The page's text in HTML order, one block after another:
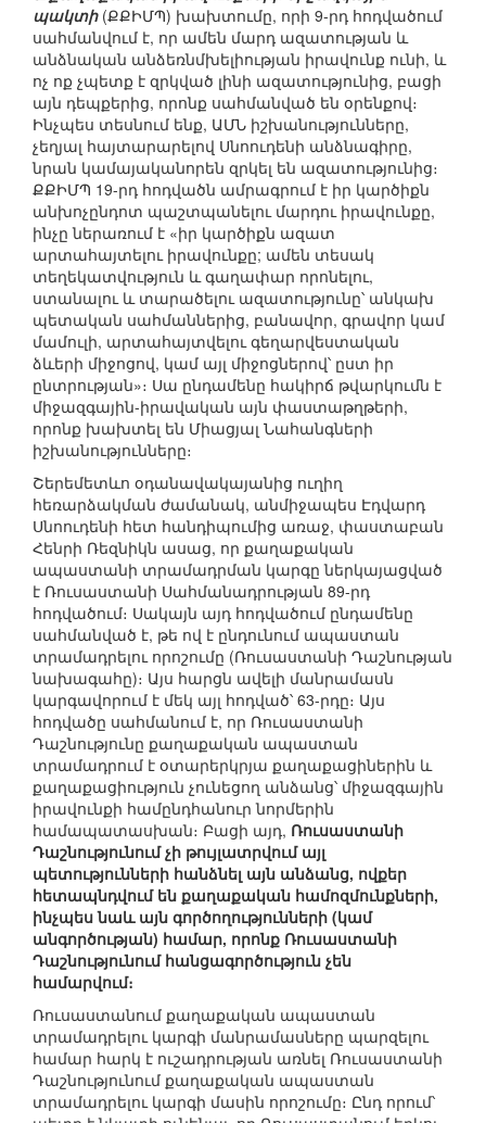
պակտի(ՔՔԻՄՊ) խախտումը, որի 9-րդ հոդվածում
սահմանվում է, որ ամեն մարդ ազատության և
անձնական անձեռնմխելիության իրավունք ունի, և
ոչ ոք չպետք է զրկված լինի ազատությունից, բացի
այն դեպքերից, որոնք սահմանված են օրենքով։
Ինչպես տեսնում ենք, ԱՄՆ իշխանությունները,
չեղյալ հայտարարելով Սնոուդենի անձնագիրը,
նրան կամայականորեն զրկել են ազատությունից։
ՔՔԻՄՊ 19-րդ հոդվածն ամրագրում է իր կարծիքն
անխոչընդոտ պաշտպանելու մարդու իրավունքը,
ինչը ներառում է «իր կարծիքն ազատ
արտահայտելու իրավունքը; ամեն տեսակ
տեղեկատվություն և գաղափար որոնելու,
ստանալու և տարածելու ազատությունը՝ անկախ
պետական սահմաններից, բանավոր, գրավոր կամ
մամուլի, արտահայտվելու գեղարվեստական
ձևերի միջոցով, կամ այլ միջոցներով՝ ըստ իր
ընտրության»։ Սա ընդամենը հակիրճ թվարկումն է
միջազգային-իրավական այն փաստաթղթերի,
որոնք խախտել են Միացյալ Նահանգների
իշխանությունները։
Շերեմետևո օդանավակայանից ուղիղ
հեռարձակման ժամանակ, անմիջապես Էդվարդ
Սնոուդենի հետ հանդիպումից առաջ, փաստաբան
Հենրի Ռեզնիկն ասաց, որ քաղաքական
ապաստանի տրամադրման կարգը ներկայացված
է Ռուսաստանի Սահմանադրության 89-րդ
հոդվածում։ Սակայն այդ հոդվածում ընդամենը
սահմանված է, թե ով է ընդունում ապաստան
տրամադրելու որոշումը (Ռուսաստանի Դաշնության
նախագահը)։ Այս հարցն ավելի մանրամասն
կարգավորում է մեկ այլ հոդված՝ 63-րդը։ Այս
հոդվածը սահմանում է, որ Ռուսաստանի
Դաշնությունը քաղաքական ապաստան
տրամադրում է օտարերկրյա քաղաքացիներին և
քաղաքացիություն չունեցող անձանց՝ միջազգային
իրավունքի համընդհանուր նորմերին
համապատասխան։ Բացի այդ, Ռուսաստանի
Դաշնությունում չի թույլատրվում այլ
պետությունների հանձնել այն անձանց, ովքեր
հետապնդվում են քաղաքական համոզմունքների,
ինչպես նաև այն գործողությունների (կամ
անգործության) համար, որոնք Ռուսաստանի
Դաշնությունում հանցագործություն չեն
համարվում։
Ռուսաստանում քաղաքական ապաստան
տրամադրելու կարգի մանրամասները պարզելու
համար հարկ է ուշադրության առնել Ռուսաստանի
Դաշնությունում քաղաքական ապաստան
տրամադրելու կարգի մասին որոշումը։ Ընդ որում՝